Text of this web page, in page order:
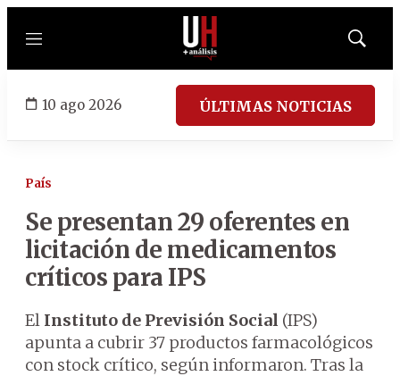
Menú
Mostrar
10 ago 2026 ÚLTIMAS NOTICIAS
País
Se presentan 29 oferentes en
licitación de medicamentos
críticos para IPS
El Instituto de Previsión Social (IPS)
apunta a cubrir 37 productos farmacológicos
con stock crítico, según informaron. Tras la